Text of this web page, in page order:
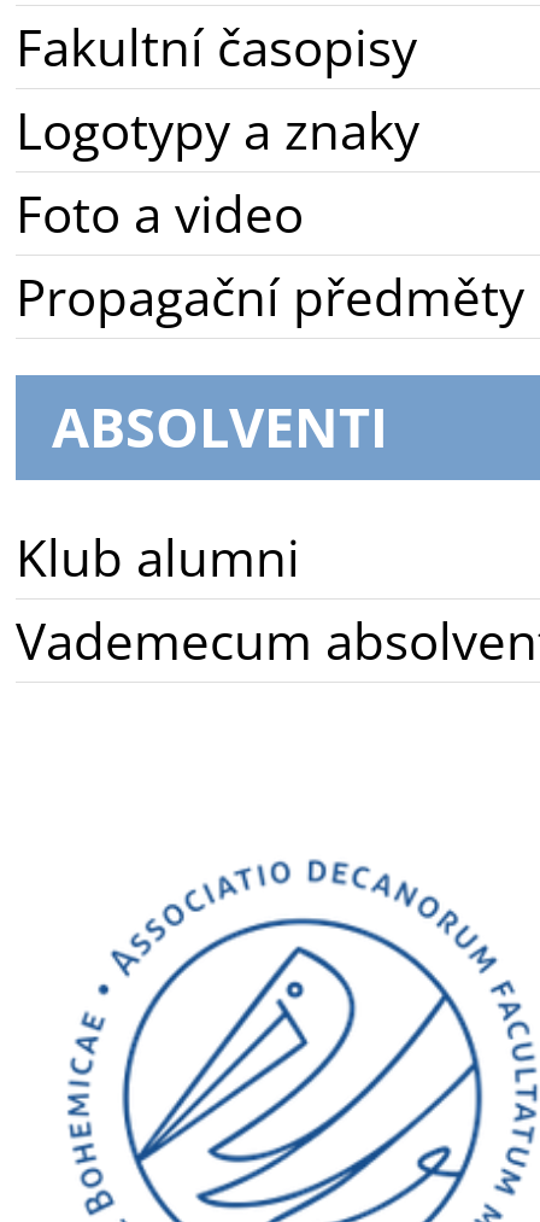
Fakultní časopisy
Logotypy a znaky
Foto a video
Propagační předměty
ABSOLVENTI
Klub alumni
Vademecum